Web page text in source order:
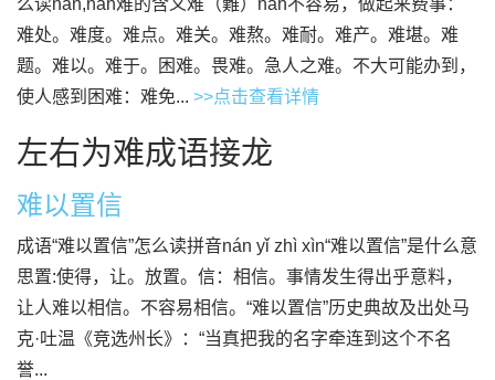
么读nán,nàn难的含义难（難）nán不容易，做起来费事：
难处。难度。难点。难关。难熬。难耐。难产。难堪。难
题。难以。难于。困难。畏难。急人之难。不大可能办到，
使人感到困难：难免... >>点击查看详情
左右为难成语接龙
难以置信
成语“难以置信”怎么读拼音nán yǐ zhì xìn“难以置信”是什么意
思置:使得，让。放置。信：相信。事情发生得出乎意料，
让人难以相信。不容易相信。“难以置信”历史典故及出处马
克·吐温《竞选州长》：“当真把我的名字牵连到这个不名
誉...